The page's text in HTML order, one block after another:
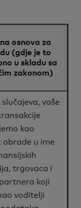
osnova za
(gdje je to
u skladu sa
zakonom)
slučajeva, vaše
kao
obrade u ime
trgovaca i
koji
voditelji